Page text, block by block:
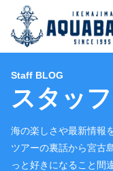
Staff BLOG
スタッ
海の楽しさや最新情報
ツアーの裏話から宮古
っと好きになること間